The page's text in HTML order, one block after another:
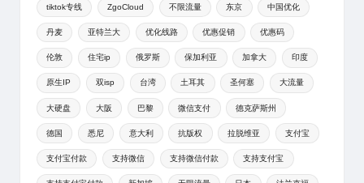
tiktok专线 ZgoCloud 不限流量 东京 中国优化
丹麦 亚特兰大 优化线路 优惠促销 优惠码
伦敦 住宅ip 俄罗斯 保加利亚 加拿大 印度
原生IP 双isp 台湾 土耳其 圣何塞 大流量
大硬盘 大阪 巴黎 微信支付 德克萨斯州
德国 悉尼 意大利 抗版权 拉脱维亚 支付宝
支付宝付款 支持微信 支持微信付款 支持支付宝